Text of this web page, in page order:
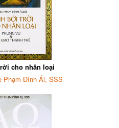
cho nhân loại
Phạm Đình Ái, SSS